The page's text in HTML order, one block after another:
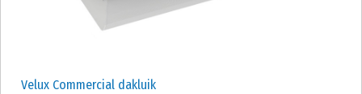
Velux Commercial dakluik